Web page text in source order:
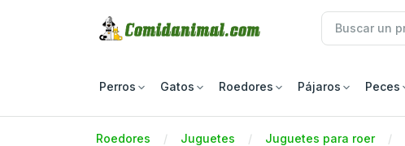
Perros Gatos Roedores Pájaros Peces
Roedores Juguetes Juguetes para roer